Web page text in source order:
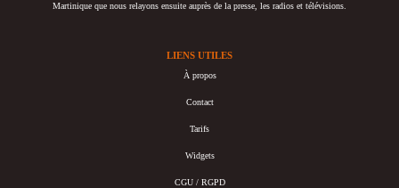
Martinique que nous relayons ensuite auprès de la presse, les radios et télévisions.
LIENS UTILES
À propos
Contact
Tarifs
Widgets
CGU / RGPD